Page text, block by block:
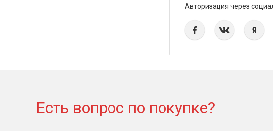
Авторизация через
Есть вопрос по покупке?